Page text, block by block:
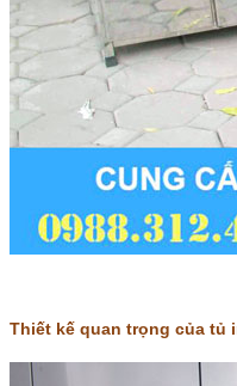
Thiết kế quan trọng của tủ